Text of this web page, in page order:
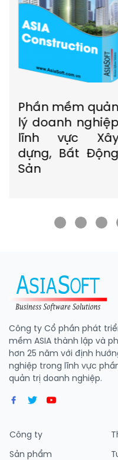
Phần mềm quản
lý doanh nghiệp
lĩnh vực
dựng, Bất Động
Sản
Công ty Cổ phần phát
mềm ASIA thành lập và
hơn 25 năm với định
nghiệp trong lĩnh vực
quản trị doanh nghiệp.
Công ty
Sản phẩm